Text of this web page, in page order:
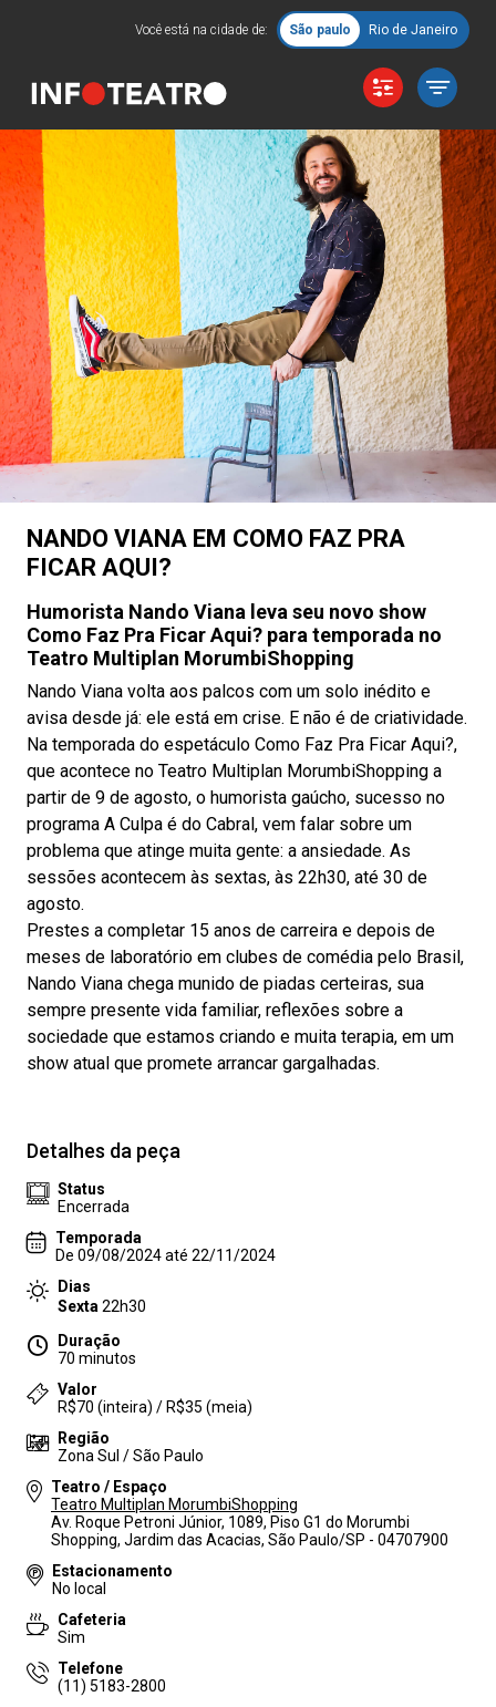
Você está na cidade de: São paulo Rio de Janeiro
NANDO VIANA EM COMO FAZ PRA
FICAR AQUI?
Humorista Nando Viana leva seu novo show
Como Faz Pra Ficar Aqui? para temporada no
Teatro Multiplan MorumbiShopping
Nando Viana volta aos palcos com um solo inédito e
avisa desde já: ele está em crise. E não é de criatividade.
Na temporada do espetáculo Como Faz Pra Ficar Aqui?,
que acontece no Teatro Multiplan MorumbiShopping a
partir de 9 de agosto, o humorista gaúcho, sucesso no
programa A Culpa é do Cabral, vem falar sobre um
problema que atinge muita gente: a ansiedade. As
sessões acontecem às sextas, às 22h30, até 30 de
agosto.
Prestes a completar 15 anos de carreira e depois de
meses de laboratório em clubes de comédia pelo Brasil,
Nando Viana chega munido de piadas certeiras, sua
sempre presente vida familiar, reflexões sobre a
sociedade que estamos criando e muita terapia, em um
show atual que promete arrancar gargalhadas.
Detalhes da peça
Status
Encerrada
Temporada
De 09/08/2024 até 22/11/2024
Dias
Sexta 22h30
Duração
70 minutos
Valor
R$70 (inteira) / R$35 (meia)
Região
Zona Sul / São Paulo
Teatro / Espaço
Teatro Multiplan MorumbiShopping
Av. Roque Petroni Júnior, 1089, Piso G1 do Morumbi
Shopping, Jardim das Acacias, São Paulo/SP - 04707900
Estacionamento
No local
Cafeteria
Sim
Telefone
(11) 5183-2800